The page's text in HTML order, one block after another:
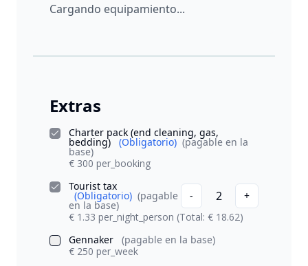
Cargando equipamiento...
Extras
Charter pack (end cleaning, gas,
bedding) (Obligatorio) (pagable en la
base)
€ 300 per_booking
Tourist tax
(Obligatorio) (pagable
en la base)
- 2
+
€ 1.33 per_night_person (Total: € 18.62)
Gennaker
(pagable en la base)
€ 250 per_week